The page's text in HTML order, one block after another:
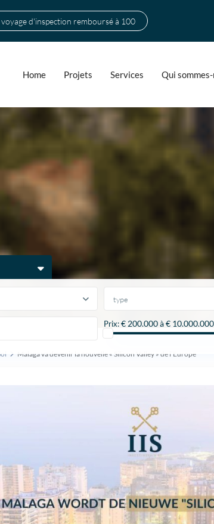
d'inspection remboursé à 100
Home Projets Services Qui
type
Prix: € 200.000 à € 10.000.000
Malaga va devenir la nouvelle « Silicon Valley » de l’Europe